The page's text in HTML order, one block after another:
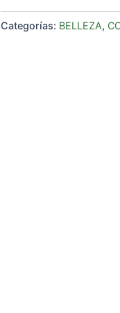
Categorías: BELLEZA,